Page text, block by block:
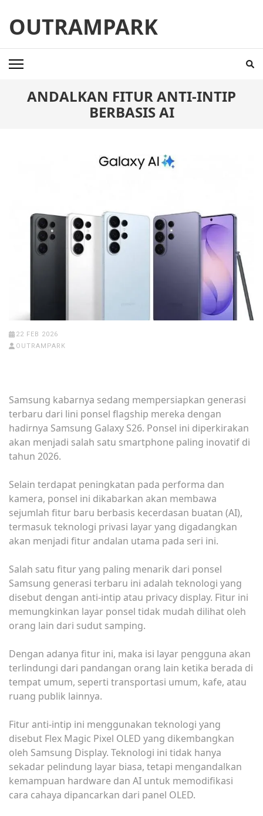
content
(Press
Enter)
OUTRAMPARK
ANDALKAN FITUR ANTI-INTIP
BERBASIS AI
22 FEB 2026
OUTRAMPARK
Samsung kabarnya sedang mempersiapkan generasi
terbaru dari lini ponsel flagship mereka dengan
hadirnya Samsung Galaxy S26. Ponsel ini diperkirakan
akan menjadi salah satu smartphone paling inovatif di
tahun 2026.
Selain terdapat peningkatan pada performa dan
kamera, ponsel ini dikabarkan akan membawa
sejumlah fitur baru berbasis kecerdasan buatan (AI),
termasuk teknologi privasi layar yang digadangkan
akan menjadi fitur andalan utama pada seri ini.
Salah satu fitur yang paling menarik dari ponsel
Samsung generasi terbaru ini adalah teknologi yang
disebut dengan anti-intip atau privacy display. Fitur ini
memungkinkan layar ponsel tidak mudah dilihat oleh
orang lain dari sudut samping.
Dengan adanya fitur ini, maka isi layar pengguna akan
terlindungi dari pandangan orang lain ketika berada di
tempat umum, seperti transportasi umum, kafe, atau
ruang publik lainnya.
Fitur anti-intip ini menggunakan teknologi yang
disebut Flex Magic Pixel OLED yang dikembangkan
oleh Samsung Display. Teknologi ini tidak hanya
sekadar pelindung layar biasa, tetapi mengandalkan
kemampuan hardware dan AI untuk memodifikasi
cara cahaya dipancarkan dari panel OLED.